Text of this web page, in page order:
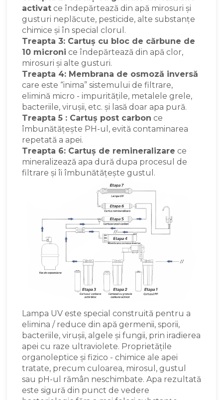
activat ce îndepărtează din apă mirosuri și
gusturi neplăcute, pesticide, alte substanțe
chimice și în special clorul.
Treapta 3: Cartuș cu bloc de cărbune de
10 microni ce îndepărtează din apă clor,
mirosuri și alte gusturi.
Treapta 4: Membrana de osmoză inversă
care este “inima” sistemului de filtrare,
elimină micro - impuritățile, metalele grele,
bacteriile, virușii, etc. și lasă doar apa pură.
Treapta 5 : Cartuș post carbon ce
îmbunătățește PH-ul, evită contaminarea
repetată a apei.
Treapta 6: Cartuș de remineralizare ce
mineralizează apa dură dupa procesul de
filtrare și îi îmbunătățește gustul.
Lampa UV este special construită pentru a
elimina / reduce din apă germenii, sporii,
bacteriile, virușii, algele și fungii, prin iradierea
apei cu raze ultraviolete. Proprietățile
organoleptice și fizico - chimice ale apei
tratate, precum culoarea, mirosul, gustul
sau pH-ul rămân neschimbate. Apa rezultată
este sigură din punct de vedere